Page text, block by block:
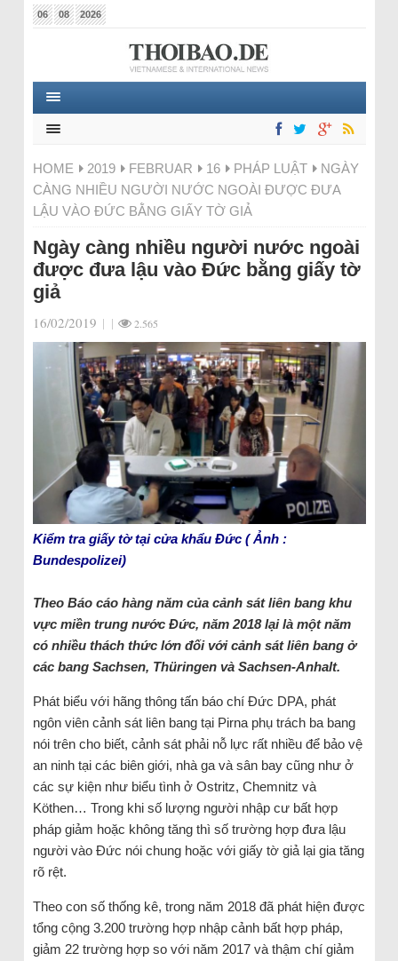
06 08 2026
HOME 2019 FEBRUAR 16 PHÁP LUẬT
NGÀY
CÀNG NHIỀU NGƯỜI NƯỚC NGOÀI ĐƯỢC ĐƯA
LẬU VÀO ĐỨC BẰNG GIẤY TỜ GIẢ
Ngày càng nhiều người nước ngoài
được đưa lậu vào Đức bằng giấy tờ
giả
16/02/2019 | | 2.565
Kiểm tra giấy tờ tại cửa khẩu Đức ( Ảnh :
Bundespolizei)
Theo Báo cáo hàng năm của cảnh sát liên bang khu
vực miền trung nước Đức, năm 2018 lại là một năm
có nhiều thách thức lớn đối với cảnh sát liên bang ở
các bang Sachsen, Thüringen và Sachsen-Anhalt.
Phát biểu với hãng thông tấn báo chí Đức DPA, phát
ngôn viên cảnh sát liên bang tại Pirna phụ trách ba bang
nói trên cho biết, cảnh sát phải nỗ lực rất nhiều để bảo vệ
an ninh tại các biên giới, nhà ga và sân bay cũng như ở
các sự kiện như biểu tình ở Ostritz, Chemnitz và
Köthen… Trong khi số lượng người nhập cư bất hợp
pháp giảm hoặc không tăng thì số trường hợp đưa lậu
người vào Đức nói chung hoặc với giấy tờ giả lại gia tăng
rõ rệt.
Theo con số thống kê, trong năm 2018 đã phát hiện được
tổng cộng 3.200 trường hợp nhập cảnh bất hợp pháp,
giảm 22 trường hợp so với năm 2017 và thậm chí giảm